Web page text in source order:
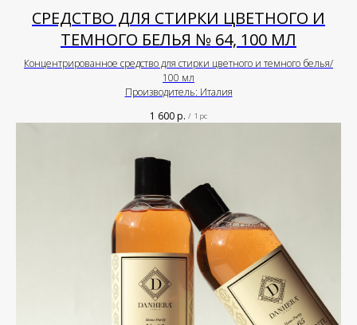
СРЕДСТВО ДЛЯ СТИРКИ ЦВЕТНОГО И
ТЕМНОГО БЕЛЬЯ № 64, 100 МЛ
Концентрированное средство для стирки цветного и темного белья/
100 мл
Производитель: Италия
1 600р. / 1 pc